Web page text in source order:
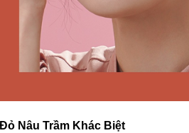
Nâu Trầm Khác Biệt